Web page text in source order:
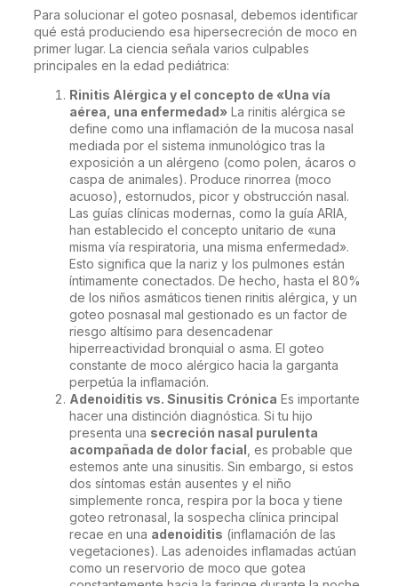
Para solucionar el goteo posnasal, debemos identificar
qué está produciendo esa hipersecreción de moco en
primer lugar. La ciencia señala varios culpables
principales en la edad pediátrica:
Rinitis Alérgica y el concepto de «Una vía
aérea, una enfermedad» La rinitis alérgica se
define como una inflamación de la mucosa nasal
mediada por el sistema inmunológico tras la
exposición a un alérgeno (como polen, ácaros o
caspa de animales). Produce rinorrea (moco
acuoso), estornudos, picor y obstrucción nasal.
Las guías clínicas modernas, como la guía ARIA,
han establecido el concepto unitario de «una
misma vía respiratoria, una misma enfermedad».
Esto significa que la nariz y los pulmones están
íntimamente conectados. De hecho, hasta el 80%
de los niños asmáticos tienen rinitis alérgica, y un
goteo posnasal mal gestionado es un factor de
riesgo altísimo para desencadenar
hiperreactividad bronquial o asma. El goteo
constante de moco alérgico hacia la garganta
perpetúa la inflamación.
Adenoiditis vs. Sinusitis Crónica Es importante
hacer una distinción diagnóstica. Si tu hijo
presenta una secreción nasal purulenta
acompañada de dolor facial, es probable que
estemos ante una sinusitis. Sin embargo, si estos
dos síntomas están ausentes y el niño
simplemente ronca, respira por la boca y tiene
goteo retronasal, la sospecha clínica principal
recae en una adenoiditis (inflamación de las
vegetaciones). Las adenoides inflamadas actúan
como un reservorio de moco que gotea